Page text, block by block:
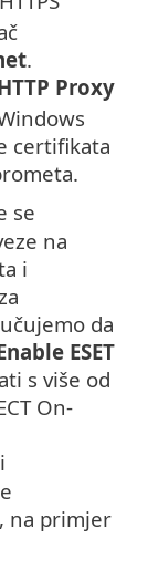
.
Proxy
certifikata
se
na
i
da
ESET
s više od
On-
i
na primjer